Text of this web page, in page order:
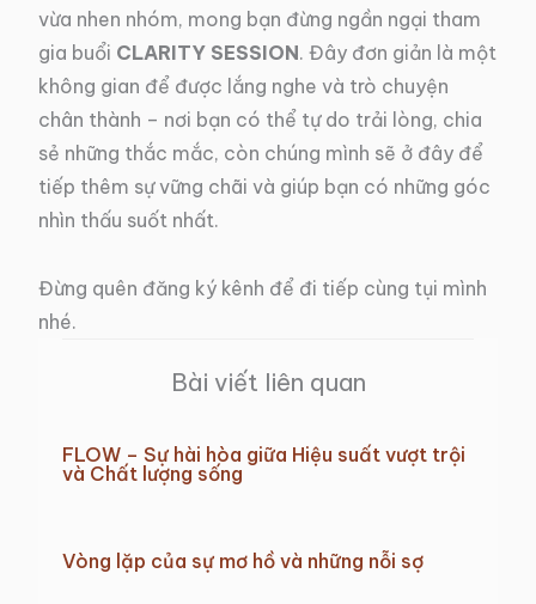
vừa nhen nhóm, mong bạn đừng ngần ngại tham
gia buổi CLARITY SESSION. Đây đơn giản là một
không gian để được lắng nghe và trò chuyện
chân thành – nơi bạn có thể tự do trải lòng, chia
sẻ những thắc mắc, còn chúng mình sẽ ở đây để
tiếp thêm sự vững chãi và giúp bạn có những góc
nhìn thấu suốt nhất.
Đừng quên đăng ký kênh để đi tiếp cùng tụi mình
nhé.
Bài viết liên quan
FLOW – Sự hài hòa giữa Hiệu suất vượt trội
và Chất lượng sống
Vòng lặp của sự mơ hồ và những nỗi sợ